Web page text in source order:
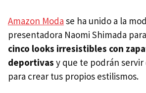
Amazon Moda se ha unido a la
presentadora Naomi Shimada
cinco looks irresistibles con
deportivas y que te podrán
para crear tus propios estilismos.